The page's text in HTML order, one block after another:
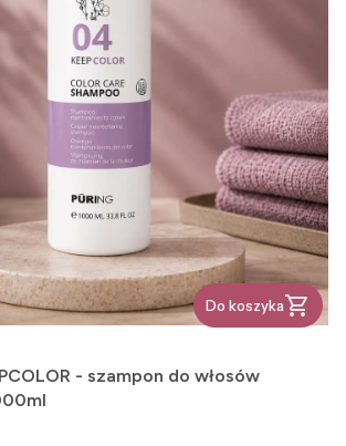
Do koszyka
- szampon do włosów